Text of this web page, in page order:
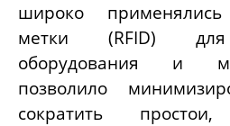
широко применялись
метки (RFID) для
оборудования и
позволило
сократить